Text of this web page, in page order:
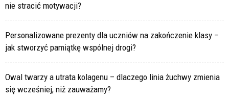
nie stracić motywacji?
Personalizowane prezenty dla uczniów na zakończenie klasy –
jak stworzyć pamiątkę wspólnej drogi?
Owal twarzy a utrata kolagenu – dlaczego linia żuchwy zmienia
się wcześniej, niż zauważamy?